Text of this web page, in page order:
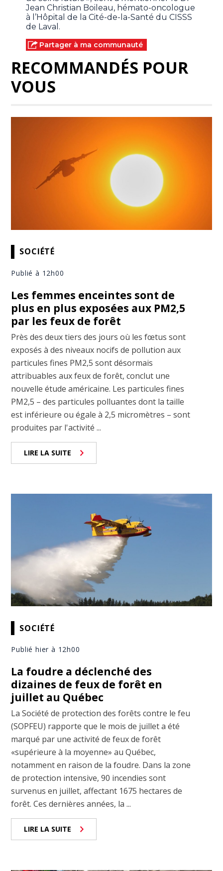
Jean Christian Boileau, hémato-oncologue
à l’Hôpital de la Cité-de-la-Santé du CISSS
de Laval.
Partager à ma communauté
RECOMMANDÉS POUR
VOUS
SOCIÉTÉ
Publié à 12h00
Les femmes enceintes sont de
plus en plus exposées aux PM2,5
par les feux de forêt
Près des deux tiers des jours où les fœtus sont
exposés à des niveaux nocifs de pollution aux
particules fines PM2,5 sont désormais
attribuables aux feux de forêt, conclut une
nouvelle étude américaine. Les particules fines
PM2,5 – des particules polluantes dont la taille
est inférieure ou égale à 2,5 micromètres – sont
produites par l'activité ...
LIRE LA SUITE
SOCIÉTÉ
Publié hier à 12h00
La foudre a déclenché des
dizaines de feux de forêt en
juillet au Québec
La Société de protection des forêts contre le feu
(SOPFEU) rapporte que le mois de juillet a été
marqué par une activité de feux de forêt
«supérieure à la moyenne» au Québec,
notamment en raison de la foudre. Dans la zone
de protection intensive, 90 incendies sont
survenus en juillet, affectant 1675 hectares de
forêt. Ces dernières années, la ...
LIRE LA SUITE